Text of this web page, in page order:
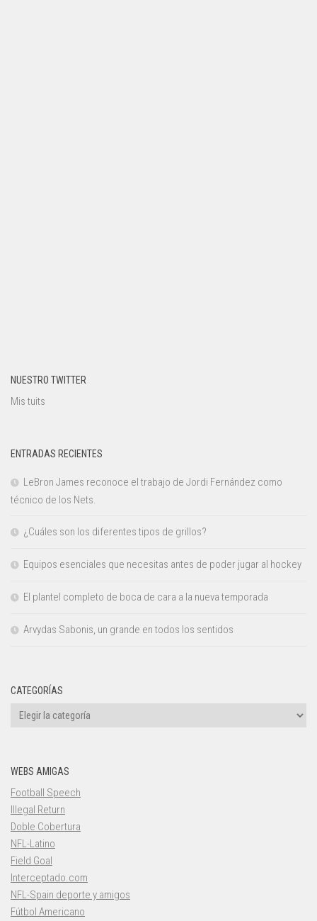
NUESTRO TWITTER
Mis tuits
ENTRADAS RECIENTES
LeBron James reconoce el trabajo de Jordi Fernández como
técnico de los Nets.
¿Cuáles son los diferentes tipos de grillos?
Equipos esenciales que necesitas antes de poder jugar al hockey
El plantel completo de boca de cara a la nueva temporada
Arvydas Sabonis, un grande en todos los sentidos
CATEGORÍAS
Categorías
WEBS AMIGAS
Football Speech
Illegal Return
Doble Cobertura
NFL-Latino
Field Goal
Interceptado.com
NFL-Spain deporte y amigos
Fútbol Americano